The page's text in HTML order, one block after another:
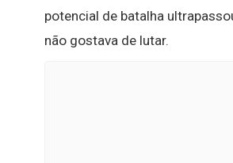
potencial de batalha
não gostava de lutar.